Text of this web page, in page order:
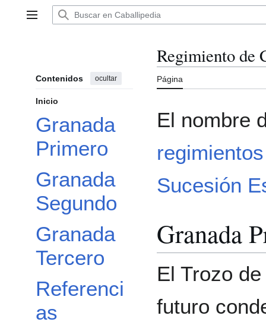
Menú principal
Contenidos ocultar
Inicio
Granada
Primero
Granada
Segundo
Granada
Tercero
Referenci
as
Regimiento de
Página
El nombre
regimientos
Sucesión
Granada
El Trozo de
futuro